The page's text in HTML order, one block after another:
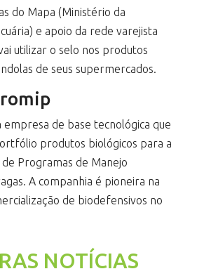
do Mapa (Ministério da
e apoio da rede varejista
utilizar o selo nos produtos
de seus supermercados.
empresa de base tecnológica que
produtos biológicos para a
Programas de Manejo
A companhia é pioneira na
de biodefensivos no
NOTÍCIAS